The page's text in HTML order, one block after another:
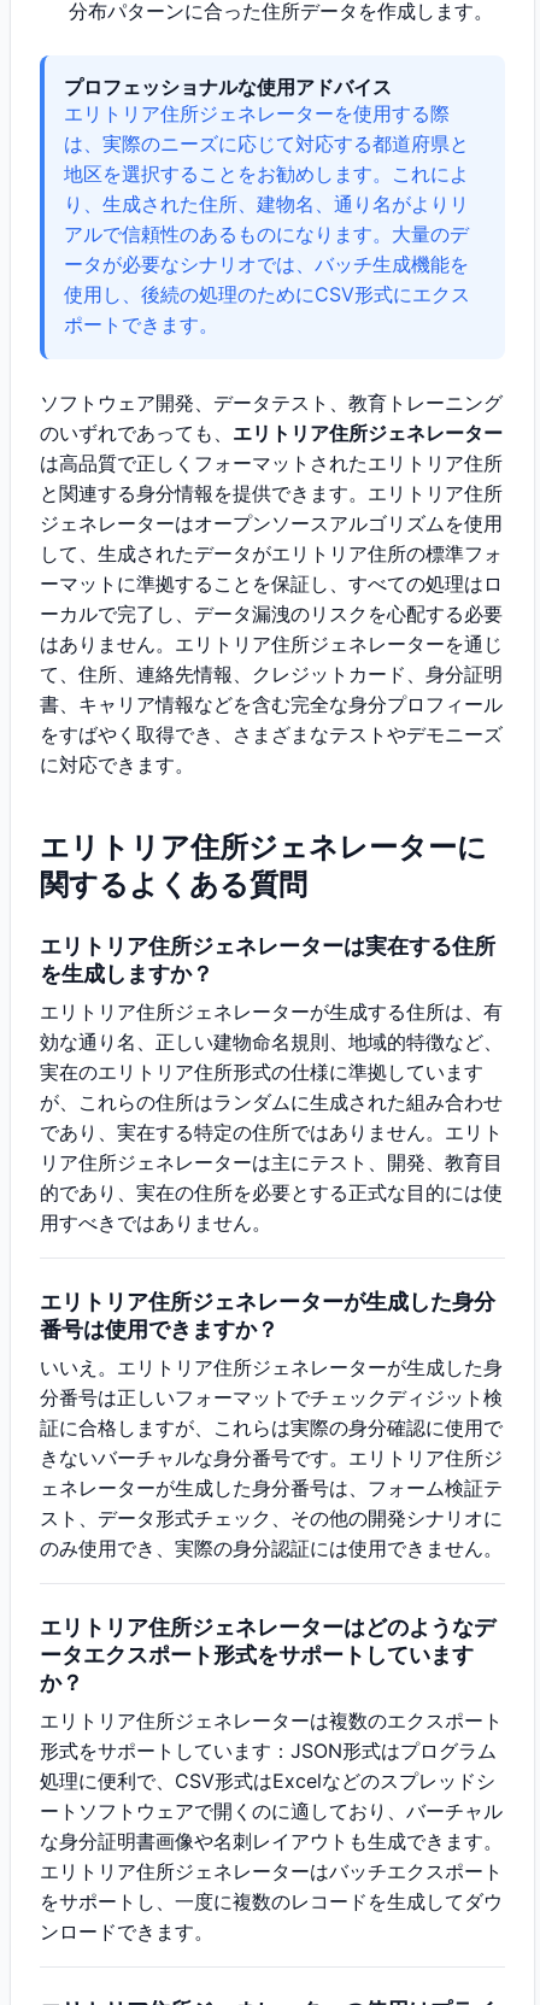
分布パターンに合った住所データを作成します。
プロフェッショナルな使用アドバイス
エリトリア住所ジェネレーターを使用する際
は、実際のニーズに応じて対応する都道府県と
地区を選択することをお勧めします。これによ
り、生成された住所、建物名、通り名がよりリ
アルで信頼性のあるものになります。大量のデ
ータが必要なシナリオでは、バッチ生成機能を
使用し、後続の処理のためにCSV形式にエクス
ポートできます。
ソフトウェア開発、データテスト、教育トレーニング
のいずれであっても、 エリトリア住所ジェネレーター
は高品質で正しくフォーマットされたエリトリア住所
と関連する身分情報を提供できます。エリトリア住所
ジェネレーターはオープンソースアルゴリズムを使用
して、生成されたデータがエリトリア住所の標準フォ
ーマットに準拠することを保証し、すべての処理はロ
ーカルで完了し、データ漏洩のリスクを心配する必要
はありません。エリトリア住所ジェネレーターを通じ
て、住所、連絡先情報、クレジットカード、身分証明
書、キャリア情報などを含む完全な身分プロフィール
をすばやく取得でき、さまざまなテストやデモニーズ
に対応できます。
エリトリア住所ジェネレーターに
関するよくある質問
エリトリア住所ジェネレーターは実在する住所
を生成しますか？
エリトリア住所ジェネレーターが生成する住所は、有
効な通り名、正しい建物命名規則、地域的特徴など、
実在のエリトリア住所形式の仕様に準拠しています
が、これらの住所はランダムに生成された組み合わせ
であり、実在する特定の住所ではありません。エリト
リア住所ジェネレーターは主にテスト、開発、教育目
的であり、実在の住所を必要とする正式な目的には使
用すべきではありません。
エリトリア住所ジェネレーターが生成した身分
番号は使用できますか？
いいえ。エリトリア住所ジェネレーターが生成した身
分番号は正しいフォーマットでチェックディジット検
証に合格しますが、これらは実際の身分確認に使用で
きないバーチャルな身分番号です。エリトリア住所ジ
ェネレーターが生成した身分番号は、フォーム検証テ
スト、データ形式チェック、その他の開発シナリオに
のみ使用でき、実際の身分認証には使用できません。
エリトリア住所ジェネレーターはどのようなデ
ータエクスポート形式をサポートしています
か？
エリトリア住所ジェネレーターは複数のエクスポート
形式をサポートしています：JSON形式はプログラム
処理に便利で、CSV形式はExcelなどのスプレッドシ
ートソフトウェアで開くのに適しており、バーチャル
な身分証明書画像や名刺レイアウトも生成できます。
エリトリア住所ジェネレーターはバッチエクスポート
をサポートし、一度に複数のレコードを生成してダウ
ンロードできます。